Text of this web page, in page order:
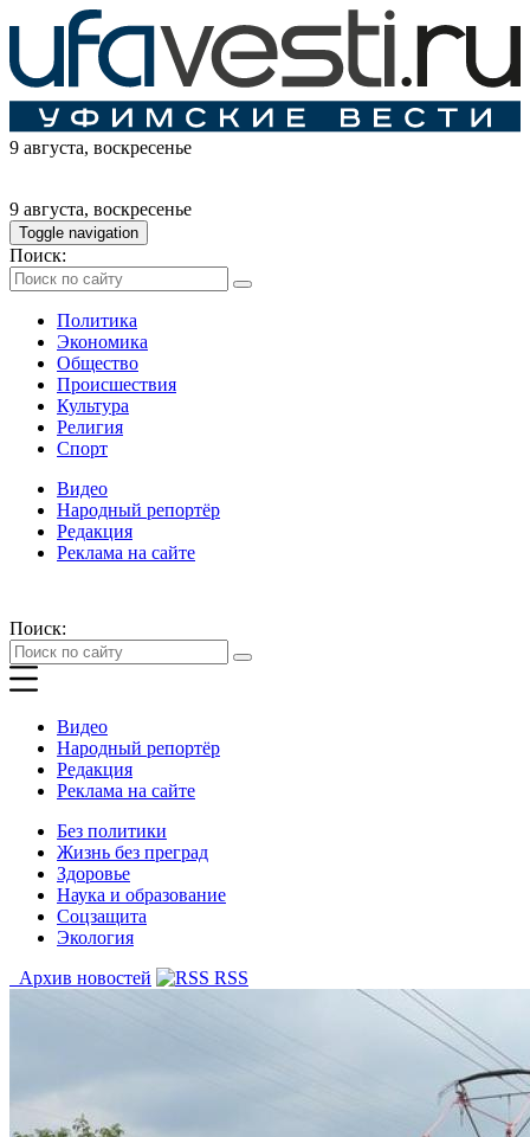
9 августа, воскресенье
9 августа, воскресенье
Toggle navigation
Поиск:
Политика
Экономика
Общество
Происшествия
Культура
Религия
Спорт
Видео
Народный репортёр
Редакция
Реклама на сайте
Поиск:
Видео
Народный репортёр
Редакция
Реклама на сайте
Без политики
Жизнь без преград
Здоровье
Наука и образование
Соцзащита
Экология
Архив новостей
RSS